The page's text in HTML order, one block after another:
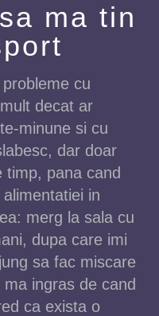
ma tin
cu
decat ar
minune si cu
dar doar
timp, pana cand
in
merg la sala cu
dupa care imi
sa fac miscare
ingras de cand
ca exista o